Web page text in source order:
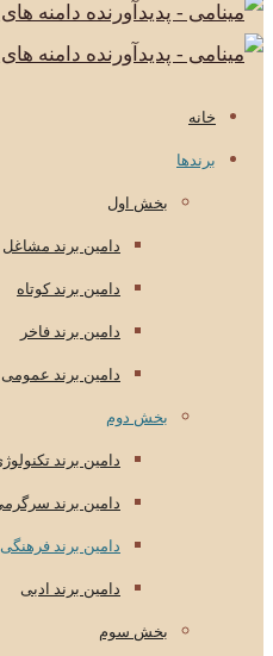
خانه
برندها
بخش اول
دامین برند مشاغل
دامین برند کوتاه
دامین برند فاخر
دامین برند عمومی
بخش دوم
دامین برند
دامین برند
دامین برند فرهنگی
دامین برند ادبی
بخش سوم